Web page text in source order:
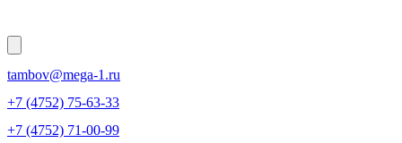
tambov@mega-1.ru
+7 (4752) 75-63-33
+7 (4752) 71-00-99